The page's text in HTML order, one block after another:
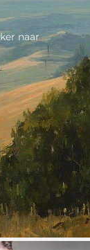
naar